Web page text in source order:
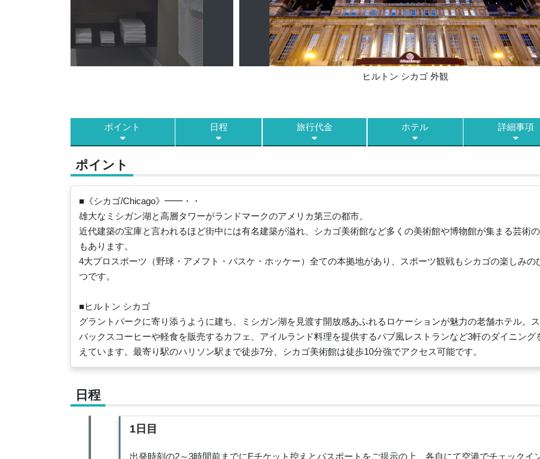
ヒルトン シカゴ 外観
ポイント 日程 旅行代金 ホテル 詳細事項
ポイント
■《シカゴ/Chicago》━━・・
雄大なミシガン湖と高層タワーがランドマークのアメリカ第三の都市。
近代建築の宝庫と言われるほど街中には有名建築が溢れ、シカゴ美術館など多くの美術館や博物館が集まる芸術
もあります。
4大プロスポーツ（野球・アメフト・バスケ・ホッケー）全ての本拠地があり、スポーツ観戦もシカゴの楽しみの
つです。
■ヒルトン シカゴ
グラントパークに寄り添うように建ち、ミシガン湖を見渡す開放感あふれるロケーションが魅力の老舗ホテル。
バックスコーヒーや軽食を販売するカフェ、アイルランド料理を提供するパブ風レストランなど3軒のダイニング
えています。最寄り駅のハリソン駅まで徒歩7分、シカゴ美術館は徒歩10分強でアクセス可能です。
日程
1日目
出発時刻の2～3時間前までにEチケット控えとパスポートをご提示の上、各自にて空港でチェックイ